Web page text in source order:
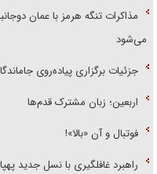
مذاکرات تنگه هرمز با عمان
می‌شود
جزئیات برگزاری پیاده‌روی
اربعین؛ زبان مشترک قدم‌ها
فوتبال و آن «بالا»!
راهبرد غافلگیری با نسل جدید